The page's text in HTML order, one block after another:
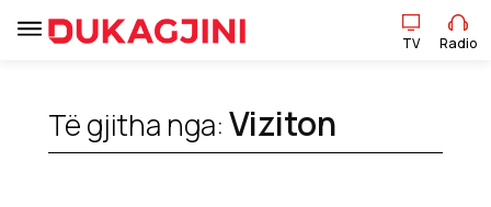
TV Radio
Të gjitha nga:Viziton